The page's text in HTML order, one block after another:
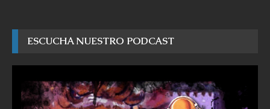
ESCUCHA NUESTRO PODCAST